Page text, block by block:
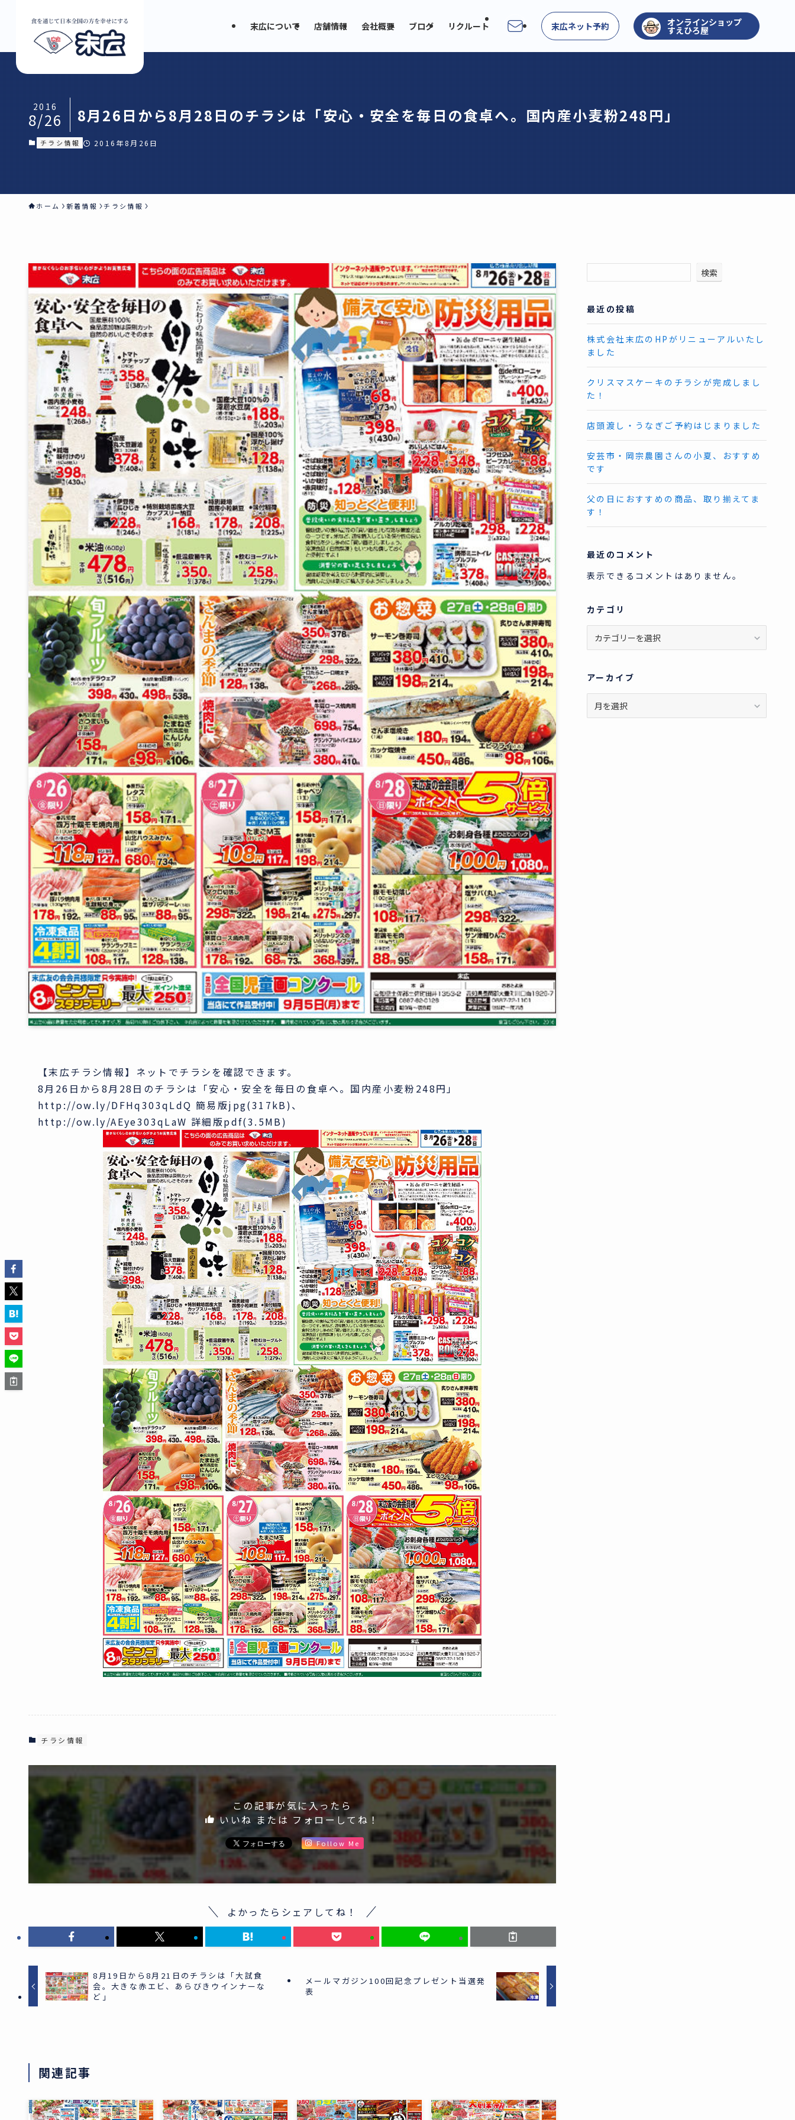
末広について 店舗情報 会社概要 ブログ リクルート
お問い合わせ
末広ネット予約 すえひろ屋
8月26日から8月28日のチラシは「安心・安全を毎日の食卓へ。国内産小麦粉248円」
2016
8/26
チラシ情報 2016年8月26日
ホーム 新着情報 チラシ情報
【末広チラシ情報】ネットでチラシを確認できます。
8月26日から8月28日のチラシは「安心・安全を毎日の食卓へ。国内産小麦粉248円」
http://ow.ly/DFHq303qLdQ 簡易版jpg(317kB)、
http://ow.ly/AEye303qLaW 詳細版pdf(3.5MB)
チラシ情報
この記事が気に入ったら
いいね または フォローしてね！
Follow Me
よかったらシェアしてね！
8月19日から8月21日のチラシは「大試食
会。大きな赤エビ、あらびきウインナーな
ど」
メールマガジン100回記念プレゼント当選発
表
関連記事
検索
最近の投稿
株式会社末広のHPがリニューアルいたし
ました
クリスマスケーキのチラシが完成しまし
た！
店頭渡し・うなぎご予約はじまりました
安芸市・岡宗農園さんの小夏、おすすめ
です
父の日におすすめの商品、取り揃えてま
す！
最近のコメント
表示できるコメントはありません。
カテゴリ
テ
アーカイブ
ー